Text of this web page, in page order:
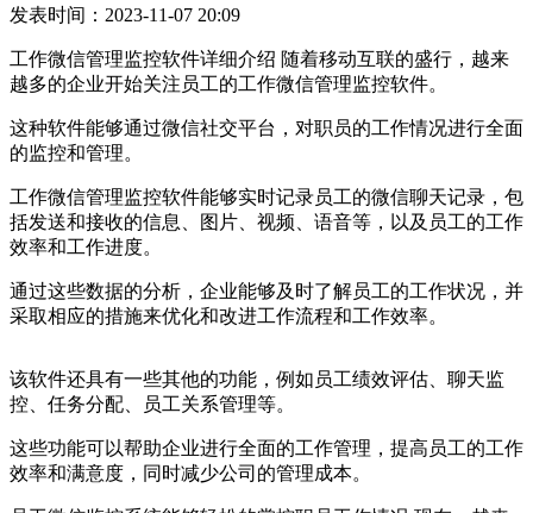
发表时间：2023-11-07 20:09
工作微信管理监控软件详细介绍 随着移动互联的盛行，越来
越多的企业开始关注员工的工作微信管理监控软件。
这种软件能够通过微信社交平台，对职员的工作情况进行全面
的监控和管理。
工作微信管理监控软件能够实时记录员工的微信聊天记录，包
括发送和接收的信息、图片、视频、语音等，以及员工的工作
效率和工作进度。
通过这些数据的分析，企业能够及时了解员工的工作状况，并
采取相应的措施来优化和改进工作流程和工作效率。
该软件还具有一些其他的功能，例如员工绩效评估、聊天监
控、任务分配、员工关系管理等。
这些功能可以帮助企业进行全面的工作管理，提高员工的工作
效率和满意度，同时减少公司的管理成本。